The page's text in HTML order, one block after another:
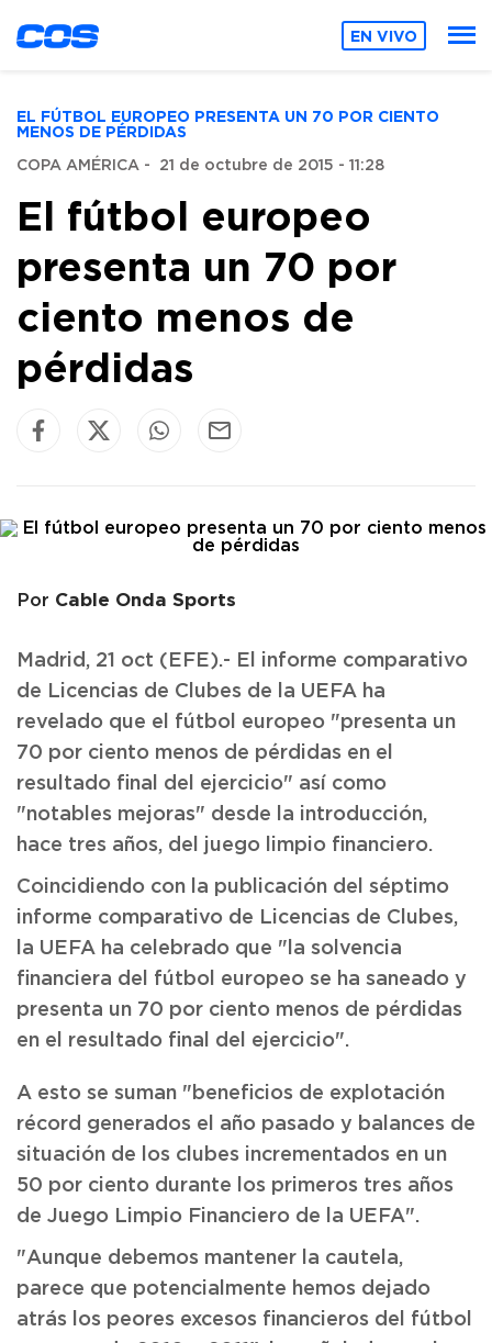
EN VIVO
EL FÚTBOL EUROPEO PRESENTA UN 70 POR CIENTO
MENOS DE PÉRDIDAS
COPA AMÉRICA - 21 de octubre de 2015 - 11:28
El fútbol europeo
presenta un 70 por
ciento menos de
pérdidas
Por Cable Onda Sports
Madrid, 21 oct (EFE).- El informe comparativo
de Licencias de Clubes de la UEFA ha
revelado que el fútbol europeo "presenta un
70 por ciento menos de pérdidas en el
resultado final del ejercicio" así como
"notables mejoras" desde la introducción,
hace tres años, del juego limpio financiero.
Coincidiendo con la publicación del séptimo
informe comparativo de Licencias de Clubes,
la UEFA ha celebrado que "la solvencia
financiera del fútbol europeo se ha saneado y
presenta un 70 por ciento menos de pérdidas
en el resultado final del ejercicio".
A esto se suman "beneficios de explotación
récord generados el año pasado y balances de
situación de los clubes incrementados en un
50 por ciento durante los primeros tres años
de Juego Limpio Financiero de la UEFA".
"Aunque debemos mantener la cautela,
parece que potencialmente hemos dejado
atrás los peores excesos financieros del fútbol